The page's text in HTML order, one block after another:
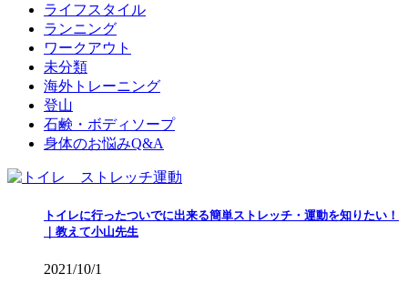
ライフスタイル
ランニング
ワークアウト
未分類
海外トレーニング
登山
石鹸・ボディソープ
身体のお悩みQ&A
トイレに行ったついでに出来る簡単ストレッチ・運動を知りたい！
｜教えて小山先生
2021/10/1